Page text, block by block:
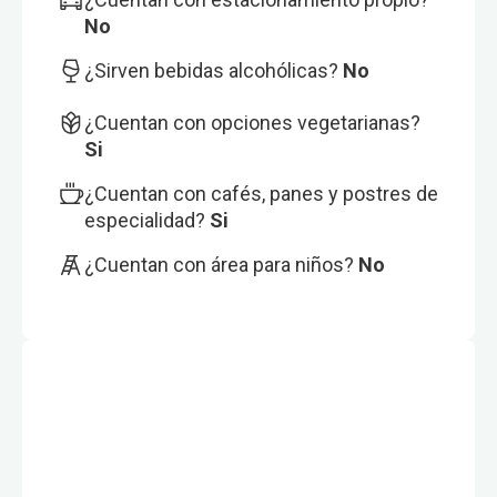
No
¿Sirven bebidas alcohólicas? No
¿Cuentan con opciones vegetarianas?
Si
¿Cuentan con cafés, panes y postres de
especialidad? Si
¿Cuentan con área para niños? No